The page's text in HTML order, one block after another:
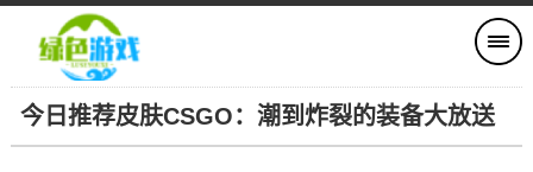
今日推荐皮肤CSGO：潮到炸裂的装备大放送